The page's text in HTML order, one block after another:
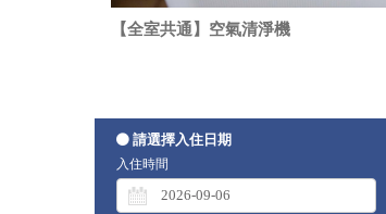
【全室共通】空氣清淨機
請選擇入住日期
入住時間